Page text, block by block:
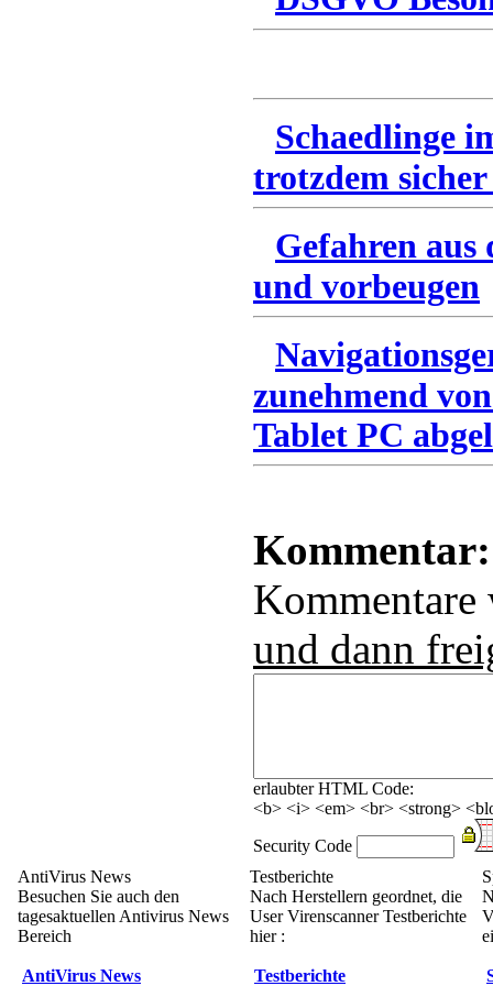
Schaedlinge
trotzdem
Gefahren
und vorbeugen
zunehmend
Tablet PC
Kommentar:
und dann
erlaubter HTML Code:
<b> <i> <em> <br> <strong>
Security Code
AntiVirus News
Besuchen Sie auch den
tagesaktuellen Antivirus News
Bereich
AntiVirus News
Testberichte
Nach Herstellern geordnet, die
User Virenscanner Testberichte
hier :
Testberichte